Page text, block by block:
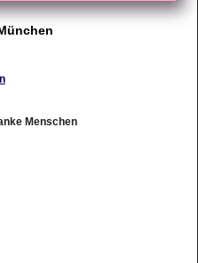
Menschen